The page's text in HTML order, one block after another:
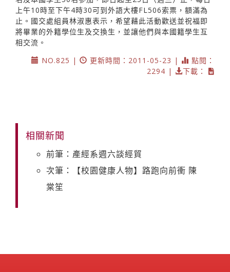
上午10時至下午4時30可到外語大樓FL506索票，額滿為
止。國交處組員林淑惠表示，希望藉此活動歡送並祝福即
將畢業的外籍學位生及交換生，並讓他們與本國籍學生互
相交流。
NO.825 |
更新時間：2011-05-23 |
點閱：
2294 |
下載：
相關新聞
前筆：產經系週六談經貿
次筆：【校園健康人物】路跑向前衝 陳
棠笙